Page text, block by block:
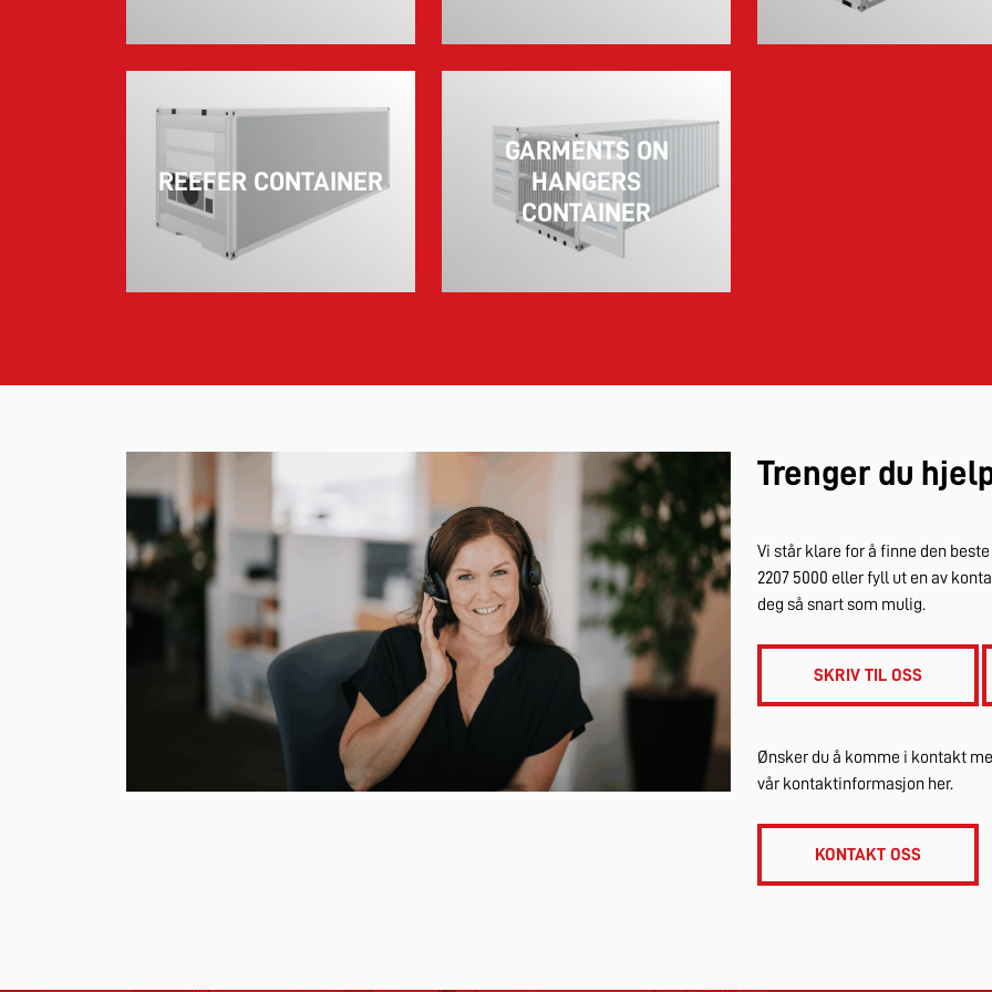
REEFER CONTAINER
GARMENTS ON
HANGERS
CONTAINER
Trenger du
Vi står klare for å finne den
2207 5000 eller fyll ut en av
deg så snart som mulig.
SKRIV TIL OSS
Ønsker du å komme i kontakt
vår kontaktinformasjon her.
KONTAKT OSS